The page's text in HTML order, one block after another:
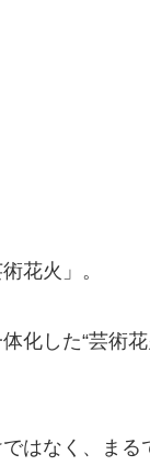
花火」。
化した“芸術
はなく、まる